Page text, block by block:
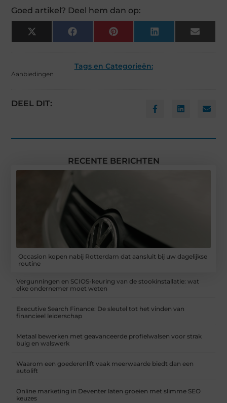
Goed artikel? Deel hem dan op:
X
(Twitter)
Facebook Pinterest LinkedIn Email
Tags en Categorieën:
Aanbiedingen
DEEL DIT:
RECENTE BERICHTEN
Occasion kopen nabij Rotterdam dat aansluit bij uw dagelijkse
routine
Vergunningen en SCIOS-keuring van de stookinstallatie: wat
elke ondernemer moet weten
Executive Search Finance: De sleutel tot het vinden van
financieel leiderschap
Metaal bewerken met geavanceerde profielwalsen voor strak
buig en walswerk
Waarom een goederenlift vaak meerwaarde biedt dan een
autolift
Online marketing in Deventer laten groeien met slimme SEO
keuzes